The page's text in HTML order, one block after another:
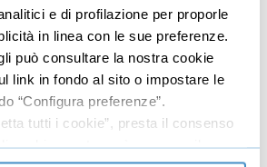
e di profilazione per proporle
in linea con le sue preferenze.
può consultare la nostra cookie
link in fondo al sito o impostare le
“Configura preferenze”.
tutti i cookie”, presta il consenso
cookie mentre può revocare il
dati di performance 05:00
dei dati di performance
tecnologia nel monitoraggio